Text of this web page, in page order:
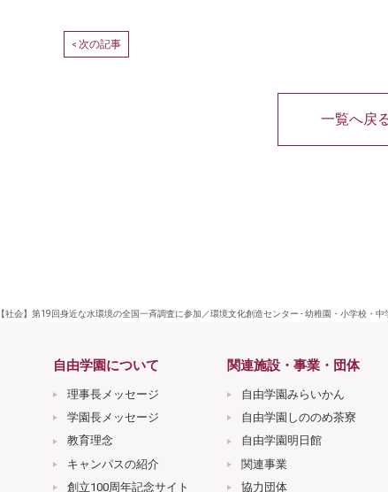
< 次の記事
一覧へ戻
【社会】第19回身近な水環境の全国一斉調査に参加／環境文化創造センター - 幼稚園・小学校・
自由学園について
理事長メッセージ
学園長メッセージ
教育理念
キャンパスの紹介
創立100周年記念サイト
関連施設・事業・団体
自由学園みらいかん
自由学園しののめ茶寮
自由学園明日館
関連事業
協力団体